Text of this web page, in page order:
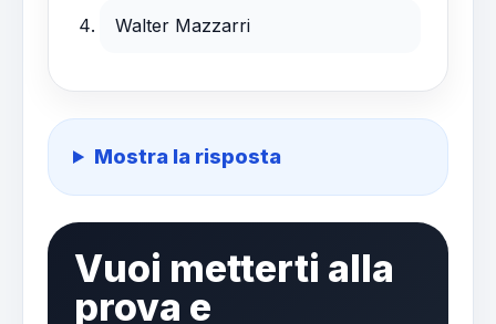
Walter Mazzarri
Mostra la risposta
Vuoi metterti alla
prova e